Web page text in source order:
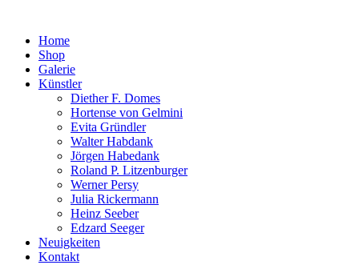
Home
Shop
Galerie
Künstler
Diether F. Domes
Hortense von Gelmini
Evita Gründler
Walter Habdank
Jörgen Habedank
Roland P. Litzenburger
Werner Persy
Julia Rickermann
Heinz Seeber
Edzard Seeger
Neuigkeiten
Kontakt